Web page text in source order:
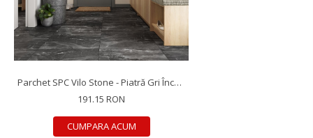
Parchet SPC Vilo Stone - Piatră Gri Închis, 600×600×5 mm, antiderapant R10, 1.44 mp/cutie (4 plăci)
191.15 RON
CUMPARA ACUM